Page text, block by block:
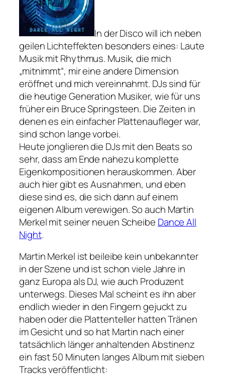
In der Disco will ich neben
geilen Lichteffekten besonders eines: Laute
Musik mit Rhythmus. Musik, die mich
„mitnimmt“, mir eine andere Dimension
eröffnet und mich vereinnahmt. DJs sind für
die heutige Generation Musiker, wie für uns
früher ein Bruce Springsteen. Die Zeiten in
denen es ein einfacher Plattenaufleger war,
sind schon lange vorbei.
Heute jonglieren die DJs mit den Beats so
sehr, dass am Ende nahezu komplette
Eigenkompositionen herauskommen. Aber
auch hier gibt es Ausnahmen, und eben
diese sind es, die sich dann auf einem
eigenen Album verewigen. So auch Martin
Merkel mit seiner neuen Scheibe Dance All
Night.
Martin Merkel ist beileibe kein unbekannter
in der Szene und ist schon viele Jahre in
ganz Europa als DJ, wie auch Produzent
unterwegs. Dieses Mal scheint es ihn aber
endlich wieder in den Fingern gejuckt zu
haben oder die Plattenteller hatten Tränen
im Gesicht und so hat Martin nach einer
tatsächlich länger anhaltenden Abstinenz
ein fast 50 Minuten langes Album mit sieben
Tracks veröffentlicht: